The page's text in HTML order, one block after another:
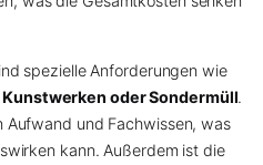
spezielle Anforderungen wie
oder Sondermüll.
Aufwand und Fachwissen, was
kann. Außerdem ist die